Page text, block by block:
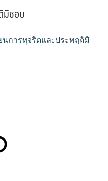
มิชอบ
ยนการทุจริตและประพฤติมิ